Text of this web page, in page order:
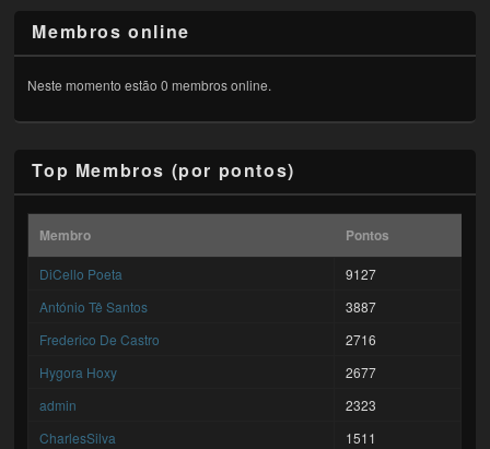
Membros online
Neste momento estão 0 membros online.
Top Membros (por pontos)
Membro Pontos
DiCello Poeta
9127
António Tê Santos
3887
Frederico De Castro
2716
Hygora Hoxy
2677
admin
2323
CharlesSilva
1511